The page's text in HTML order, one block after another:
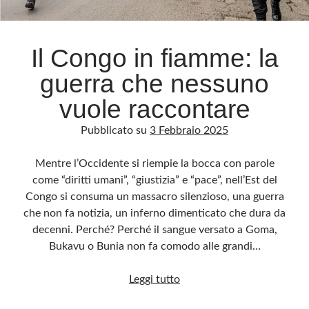
Archivio
Categorie
Questo blog non rappresenta una testata giornalistica, in quanto viene aggiornato
senza alcuna periodicità. Non può pertanto considerarsi un prodotto editoriale ai
sensi della legge n· 62 del 7.03.2001. L’autore non è responsabile di quanto
pubblicato dai lettori nei commenti ai vari post. Saranno comunque cancellati quelli
ritenuti offensivi o lesivi dell’immagine o dell’onorabilità di terzi, di genere spam,
razzisti o che contengano dati personali non conformi al rispetto delle norme sulla
privacy. Alcune immagini inserite in questo blog sono tratte da Internet e, pertanto,
immediatamente rimosse. L’autore del blog non è responsabile dei siti collegati
Il Congo in fiamme: la
guerra che nessuno
vuole raccontare
Pubblicato su 3 Febbraio 2025
Mentre l’Occidente si riempie la bocca con parole
come “diritti umani”, “giustizia” e “pace”, nell’Est del
Congo si consuma un massacro silenzioso, una guerra
che non fa notizia, un inferno dimenticato che dura da
decenni. Perché? Perché il sangue versato a Goma,
Bukavu o Bunia non fa comodo alle grandi…
Leggi tuttoIl